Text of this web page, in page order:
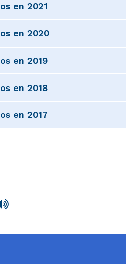
en 2021
en 2020
en 2019
en 2018
en 2017